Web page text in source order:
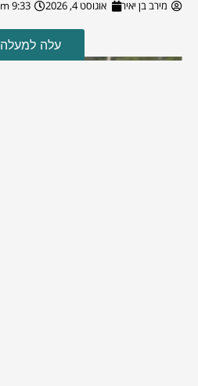
מירב בן יאיר אוגוסט 4, 2026 9:33 pm
עלה למעלה